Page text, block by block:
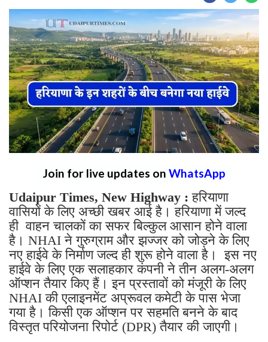
Join for live updates on WhatsApp
Udaipur Times, New Highway :हरियाणा
वासियों के लिए अच्छी खबर आई है। हरियाणा में जल्द
ही वाहन चालकों का सफर बिल्कुल आसान होने वाला
है। NHAI ने गुरुग्राम और झज्जर को जोड़ने के लिए
नए हाईवे के निर्माण जल्द ही शुरू होने वाला है। इस नए
हाईवे के लिए एक सलाहकार कंपनी ने तीन अलग-अलग
ऑप्शन तैयार किए हैं। इन प्रस्तावों को मंजूरी के लिए
NHAI की एलाइनमेंट अप्रूवल कमेटी के पास भेजा
गया है। किसी एक ऑप्शन पर सहमति बनने के बाद
विस्तृत परियोजना रिपोर्ट (DPR) तैयार की जाएगी।